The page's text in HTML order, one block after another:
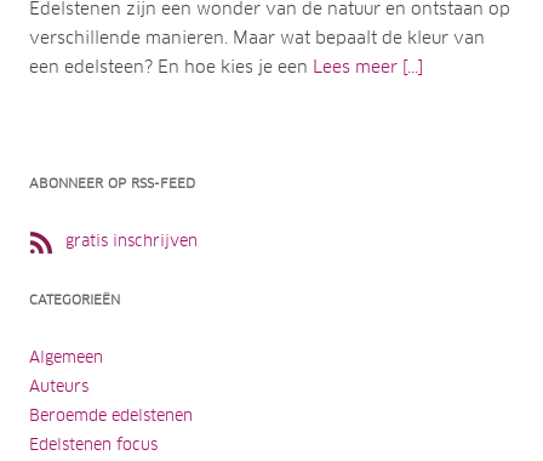
Edelstenen zijn een wonder van de natuur en ontstaan op
verschillende manieren. Maar wat bepaalt de kleur van
een edelsteen? En hoe kies je een Lees meer [...]
ABONNEER OP RSS-FEED
gratis inschrijven
CATEGORIEËN
Algemeen
Auteurs
Beroemde edelstenen
Edelstenen focus